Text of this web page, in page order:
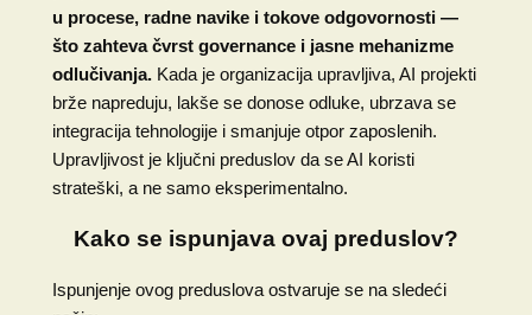
u procese, radne navike i tokove odgovornosti —
što zahteva čvrst governance i jasne mehanizme
odlučivanja.Kada je organizacija upravljiva, AI projekti
brže napreduju, lakše se donose odluke, ubrzava se
integracija tehnologije i smanjuje otpor zaposlenih.
Upravljivost je ključni preduslov da se AI koristi
strateški, a ne samo eksperimentalno.
Kako se ispunjava ovaj preduslov?
Ispunjenje ovog preduslova ostvaruje se na sledeći